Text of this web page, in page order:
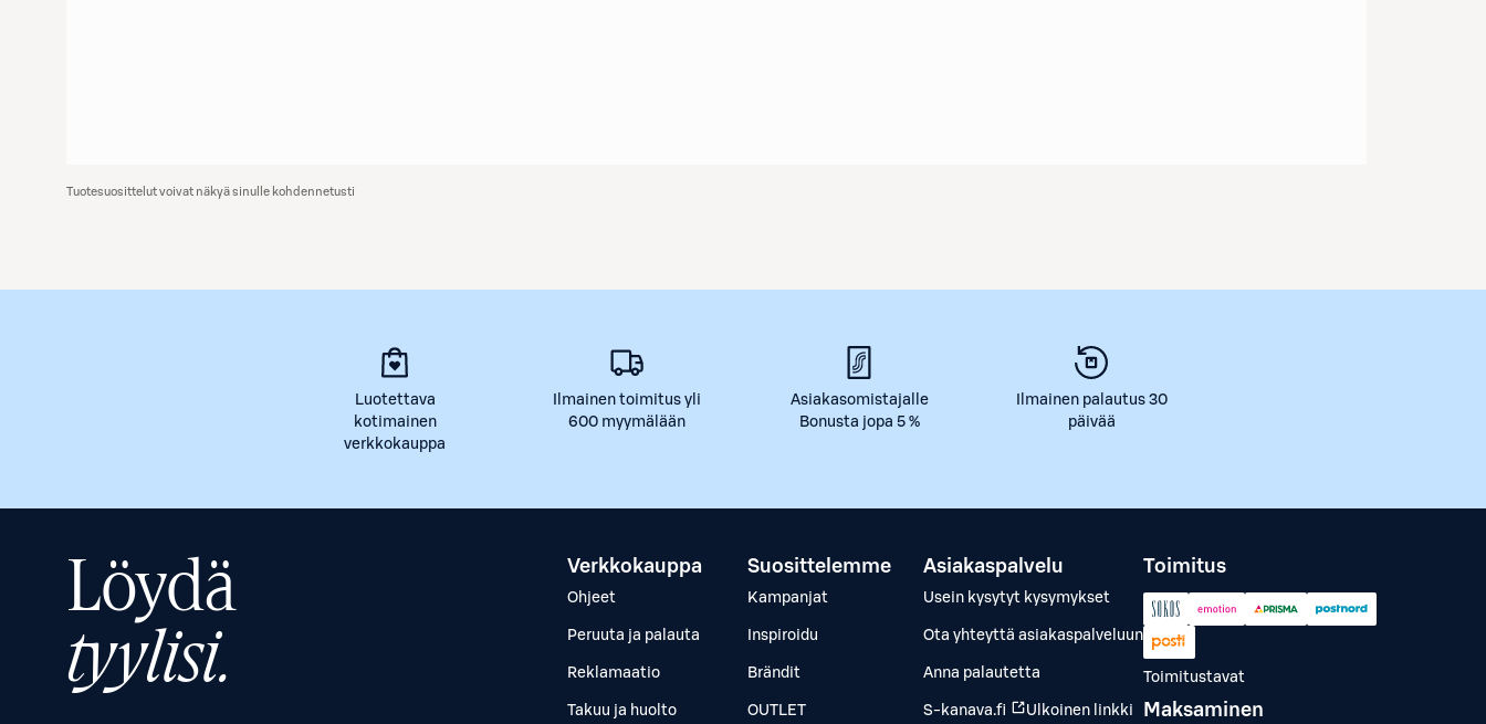
Tuotesuosittelut voivat näkyä sinulle kohdennetusti
Luotettava
kotimainen
verkkokauppa
Ilmainen toimitus yli
600 myymälään
Asiakasomistajalle
Bonusta jopa 5 %
Ilmainen palautus 30
päivää
Löydä
tyylisi.
Verkkokauppa
Ohjeet
Peruuta ja palauta
Reklamaatio
Takuu ja huolto
Suosittelemme
Kampanjat
Inspiroidu
Brändit
OUTLET
Asiakaspalvelu
Usein kysytyt kysymykset
Ota yhteyttä asiakaspalveluun
Anna palautetta
S-kanava.fi Ulkoinen linkki
Toimitus
Toimitustavat
Maksaminen